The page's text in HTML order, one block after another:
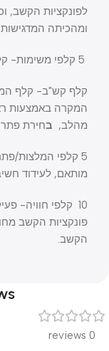
לפונקציות הקשב,
ומהכיתה
קלף קש"ב- קלף
המקרה באמצעות
מהלב, בחירת
5 קלפי המלצות/
מותאם, לעידוד
10 קלפי חוויה-
פונקציות הקשב
הקשב.
0 reviews